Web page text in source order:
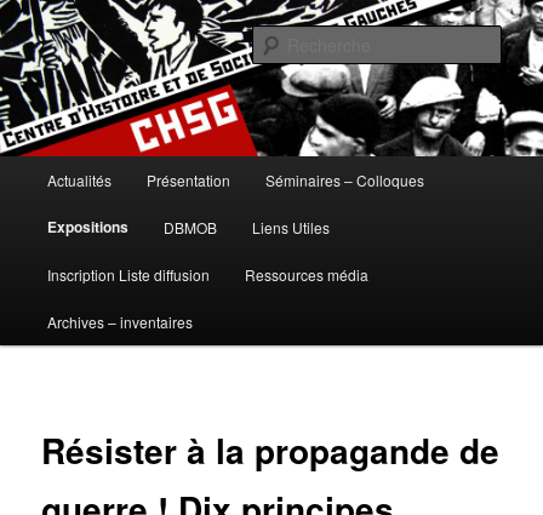
Aller
au
contenu
principalCentre d'Histoire et de Sociologie
des Gauches
histoire, gauches, gauche, communisme, syndicalisme, ouvrier, socialisme,
trotskysme, anarchisme, mouvement, emancipation, ULB
principal
Actualités Présentation Séminaires – Colloques
Expositions DBMOB Liens Utiles
Inscription Liste diffusion Ressources média
Archives – inventaires
Résister à la propagande de